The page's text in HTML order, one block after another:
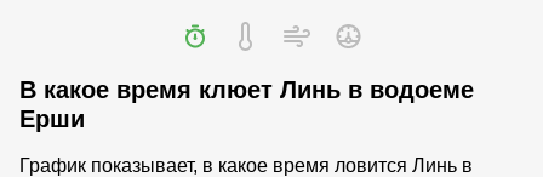
В какое время клюет Линь в водоеме
Ерши
График показывает, в какое время ловится Линь в